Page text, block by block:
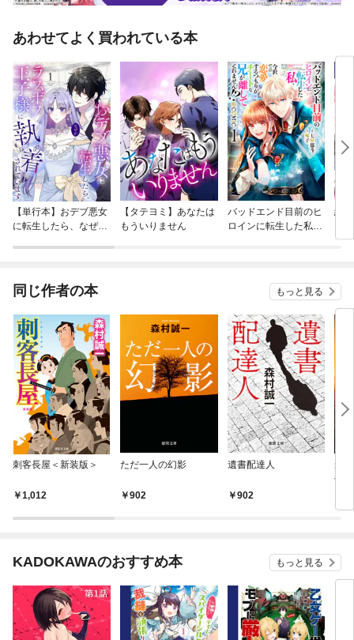
あわせてよく買われている本
【単行本】おデブ悪女
に転生したら、なぜか
【タテヨミ】あなたは
もういりません
バッドエンド目前のヒ
ロインに転生した私、
結
同じ作者の本 もっと見る
刺客長屋＜新装版＞
1,012
ただ一人の幻影
902
遺書配達人
902
最
傑
KADOKAWAのおすすめ本 もっと見る